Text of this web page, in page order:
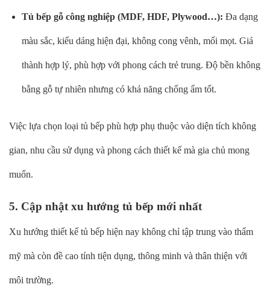
Tủ bếp gỗ công nghiệp (MDF, HDF, Plywood…): Đa dạng
màu sắc, kiểu dáng hiện đại, không cong vênh, mối mọt. Giá
thành hợp lý, phù hợp với phong cách trẻ trung. Độ bền không
bằng gỗ tự nhiên nhưng có khả năng chống ẩm tốt.
Việc lựa chọn loại tủ bếp phù hợp phụ thuộc vào diện tích không
gian, nhu cầu sử dụng và phong cách thiết kế mà gia chủ mong
muốn.
5. Cập nhật xu hướng tủ bếp mới nhất
Xu hướng thiết kế tủ bếp hiện nay không chỉ tập trung vào thẩm
mỹ mà còn đề cao tính tiện dụng, thông minh và thân thiện với
môi trường.